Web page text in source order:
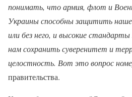
понимать, что армия, флот и
Украины способны защитить
или без него, и высокие
нам сохранить суверенитет и
целостность. Вот это вопрос
правительства.